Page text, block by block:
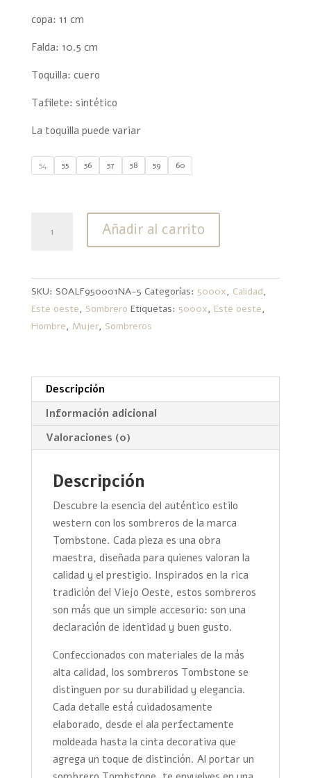
copa: 11 cm
Falda: 10.5 cm
Toquilla: cuero
Tafilete: sintético
La toquilla puede variar
54 55 56 57 58 59 60
Master
Oeste
cantidad
Añadir al carrito
SKU: SOALF950001NA-5 Categorías: 5000x, Calidad,
Este oeste, Sombrero Etiquetas: 5000x, Este oeste,
Hombre, Mujer, Sombreros
Descripción
Información adicional
Valoraciones (0)
Descripción
Descubre la esencia del auténtico estilo
western con los sombreros de la marca
Tombstone. Cada pieza es una obra
maestra, diseñada para quienes valoran la
calidad y el prestigio. Inspirados en la rica
tradición del Viejo Oeste, estos sombreros
son más que un simple accesorio: son una
declaración de identidad y buen gusto.
Confeccionados con materiales de la más
alta calidad, los sombreros Tombstone se
distinguen por su durabilidad y elegancia.
Cada detalle está cuidadosamente
elaborado, desde el ala perfectamente
moldeada hasta la cinta decorativa que
agrega un toque de distinción. Al portar un